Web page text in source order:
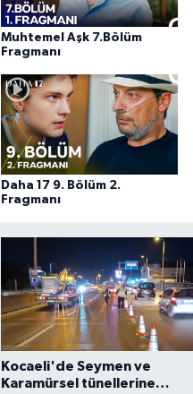
Muhtemel Aşk 7.Bölüm
Fragmanı
Daha 17 9. Bölüm 2.
Fragmanı
Kocaeli'de Seymen ve
Karamürsel tünellerine